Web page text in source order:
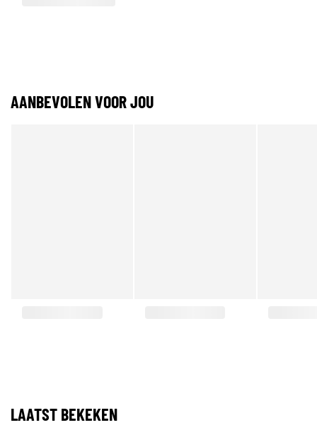
AANBEVOLEN VOOR JOU
LAATST BEKEKEN